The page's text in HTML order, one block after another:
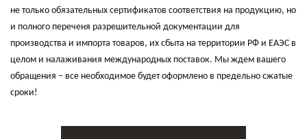
не только обязательных сертификатов соответствия на продукцию, но
и полного переченя разрешительной документации для
производства и импорта товаров, их сбыта на территории РФ и ЕАЭС в
целом и налаживания международных поставок. Мы ждем вашего
обращения – все необходимое будет оформлено в предельно сжатые
сроки!